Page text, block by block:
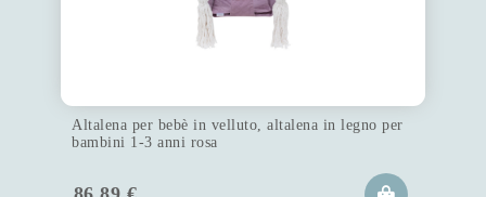
Altalena per bebè in velluto, altalena in legno per
bambini 1-3 anni rosa